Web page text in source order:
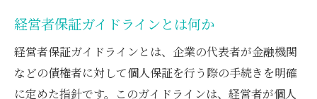
法的背景とその成り立ち
破産手続の流れと重要ポイント
破産前に取るべき準備と注意事項
弁護士が提案する具体的な対策
経営者保証ガイドラインとは何か
経営者保証ガイドラインとは、企業の代表者が金融機関
などの債権者に対して個人保証を行う際の手続きを明確
に定めた指針です。このガイドラインは、経営者が個人